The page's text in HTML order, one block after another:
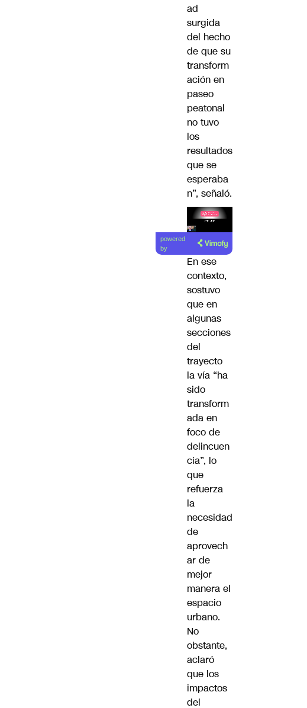
ad
surgida
del hecho
de que su
transform
ación en
paseo
peatonal
no tuvo
los
resultados
que se
esperaba
n”, señaló.
Lea el
artículo
powered
by
En ese
contexto,
sostuvo
que en
algunas
secciones
del
trayecto
la vía “ha
sido
transform
ada en
foco de
delincuen
cia”, lo
que
refuerza
la
necesidad
de
aprovech
ar de
mejor
manera el
espacio
urbano.
No
obstante,
aclaró
que los
impactos
del